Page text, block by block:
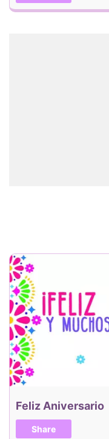
Feliz Aniversario
Share